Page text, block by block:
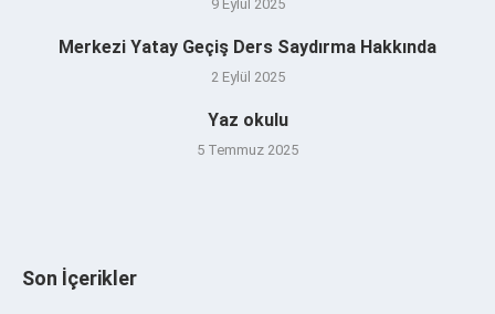
9 Eylül 2025
Merkezi Yatay Geçiş Ders Saydırma Hakkında
2 Eylül 2025
Yaz okulu
5 Temmuz 2025
Son İçerikler